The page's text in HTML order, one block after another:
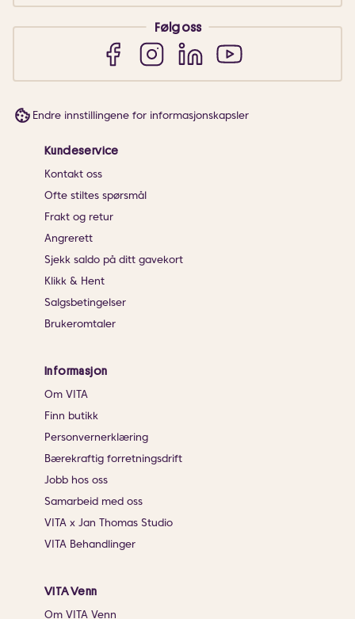
Følg oss
Endre innstillingene for informasjonskapsler
Kundeservice
Kontakt oss
Ofte stiltes spørsmål
Frakt og retur
Angrerett
Sjekk saldo på ditt gavekort
Klikk & Hent
Salgsbetingelser
Brukeromtaler
Informasjon
Om VITA
Finn butikk
Personvernerklæring
Bærekraftig forretningsdrift
Jobb hos oss
Samarbeid med oss
VITA x Jan Thomas Studio
VITA Behandlinger
VITA Venn
Om VITA Venn